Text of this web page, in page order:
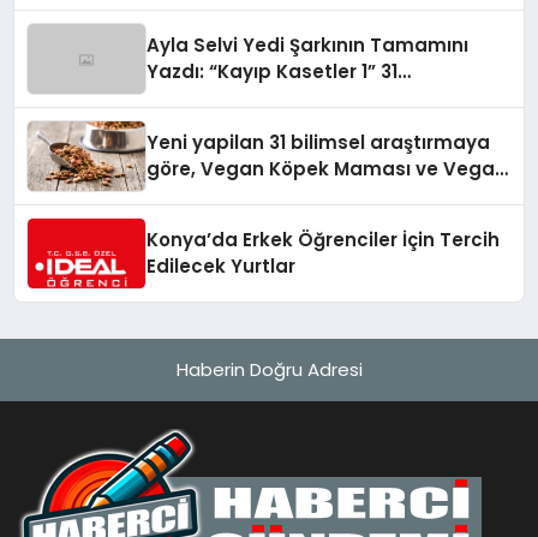
Ayla Selvi Yedi Şarkının Tamamını
Yazdı: “Kayıp Kasetler 1” 31
Yeni yapilan 31 bilimsel araştırmaya
göre, Vegan Köpek Maması ve Vegan
Konya’da Erkek Öğrenciler İçin Tercih
Edilecek Yurtlar
Haberin Doğru Adresi